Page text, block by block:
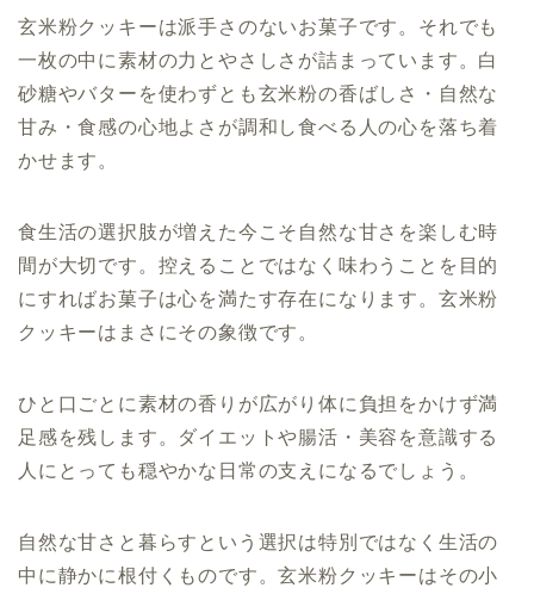
玄米粉クッキーは派手さのないお菓子です。それでも
一枚の中に素材の力とやさしさが詰まっています。白
砂糖やバターを使わずとも玄米粉の香ばしさ・自然な
甘み・食感の心地よさが調和し食べる人の心を落ち着
かせます。
食生活の選択肢が増えた今こそ自然な甘さを楽しむ時
間が大切です。控えることではなく味わうことを目的
にすればお菓子は心を満たす存在になります。玄米粉
クッキーはまさにその象徴です。
ひと口ごとに素材の香りが広がり体に負担をかけず満
足感を残します。ダイエットや腸活・美容を意識する
人にとっても穏やかな日常の支えになるでしょう。
自然な甘さと暮らすという選択は特別ではなく生活の
中に静かに根付くものです。玄米粉クッキーはその小